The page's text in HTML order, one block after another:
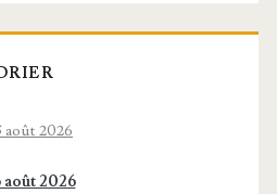
août 2026
août 2026